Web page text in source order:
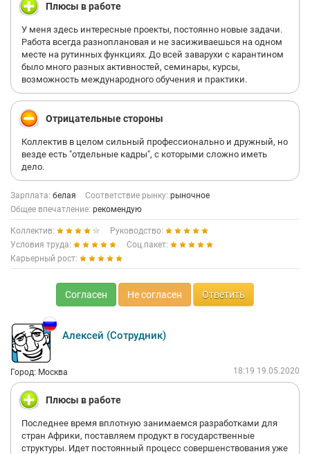
Плюсы в работе
У меня здесь интересные проекты, постоянно новые задачи.
Работа всегда разноплановая и не засиживаешься на одном
месте на рутинных функциях. До всей заварухи с карантином
было много разных активностей, семинары, курсы,
возможность международного обучения и практики.
Отрицательные стороны
Коллектив в целом сильный профессионально и дружный, но
везде есть "отдельные кадры", с которыми сложно иметь
дело.
Зарплата: белая Соответствие рынку: рыночное
Общее впечатление: рекомендую
Коллектив:
Руководство:
Условия труда:
Соц.пакет:
Карьерный рост:
Согласен Не согласен Ответить
Алексей (Сотрудник)
Город: Москва 18:19 19.05.2020
Плюсы в работе
Последнее время вплотную занимаемся разработками для
стран Африки, поставляем продукт в государственные
структуры. Идет постоянный процесс совершенствования уже